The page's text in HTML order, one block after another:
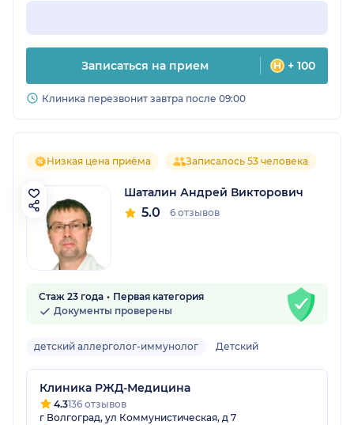
Записаться на прием + 100
Клиника перезвонит завтра после 09:00
Низкая цена приёма Записалось 53 человека
Шаталин Андрей Викторович
5.0 6 отзывов
Стаж 23 года
Первая категория
Документы проверены
детский аллерголог-иммунолог Детский
Клиника РЖД-Медицина
4.3136 отзывов
г Волгоград, ул Коммунистическая, д 7